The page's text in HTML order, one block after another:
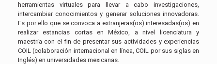
herramientas virtuales para llevar a cabo investigaciones,
intercambiar conocimientos y generar soluciones innovadoras.
Es por ello que se convoca a extranjeras(os) interesadas(os) en
realizar estancias cortas en México, a nivel licenciatura y
maestría con el fin de presentar sus actividades y experiencias
COIL (colaboración internacional en línea, COIL por sus siglas en
Inglés) en universidades mexicanas.